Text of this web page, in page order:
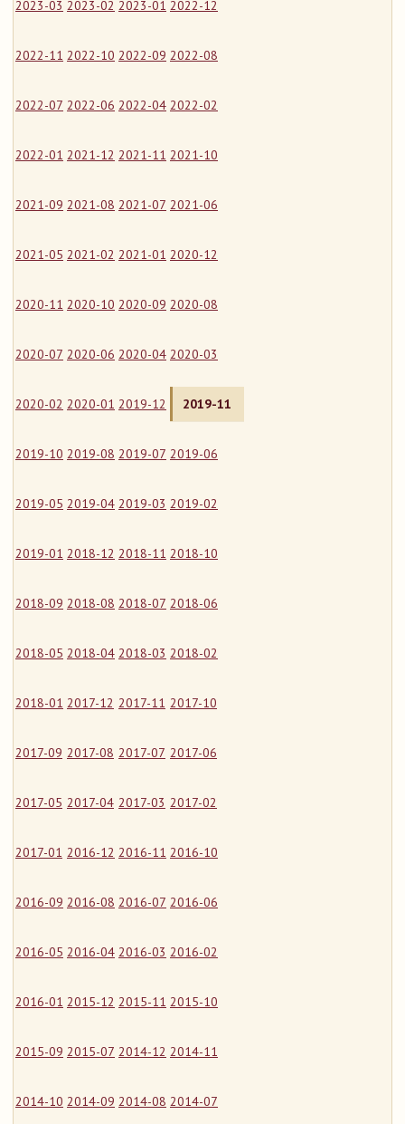
2023-03 2023-02 2023-01 2022-12
2022-11 2022-10 2022-09 2022-08
2022-07 2022-06 2022-04 2022-02
2022-01 2021-12 2021-11 2021-10
2021-09 2021-08 2021-07 2021-06
2021-05 2021-02 2021-01 2020-12
2020-11 2020-10 2020-09 2020-08
2020-07 2020-06 2020-04 2020-03
2020-02 2020-01 2019-12 2019-11
2019-10 2019-08 2019-07 2019-06
2019-05 2019-04 2019-03 2019-02
2019-01 2018-12 2018-11 2018-10
2018-09 2018-08 2018-07 2018-06
2018-05 2018-04 2018-03 2018-02
2018-01 2017-12 2017-11 2017-10
2017-09 2017-08 2017-07 2017-06
2017-05 2017-04 2017-03 2017-02
2017-01 2016-12 2016-11 2016-10
2016-09 2016-08 2016-07 2016-06
2016-05 2016-04 2016-03 2016-02
2016-01 2015-12 2015-11 2015-10
2015-09 2015-07 2014-12 2014-11
2014-10 2014-09 2014-08 2014-07